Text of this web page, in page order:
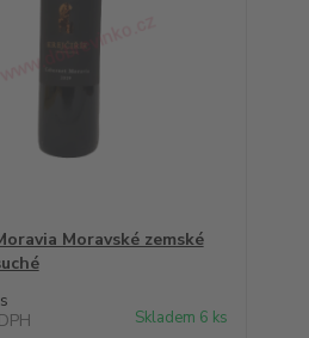
Moravské zemské
Skladem 6 ks